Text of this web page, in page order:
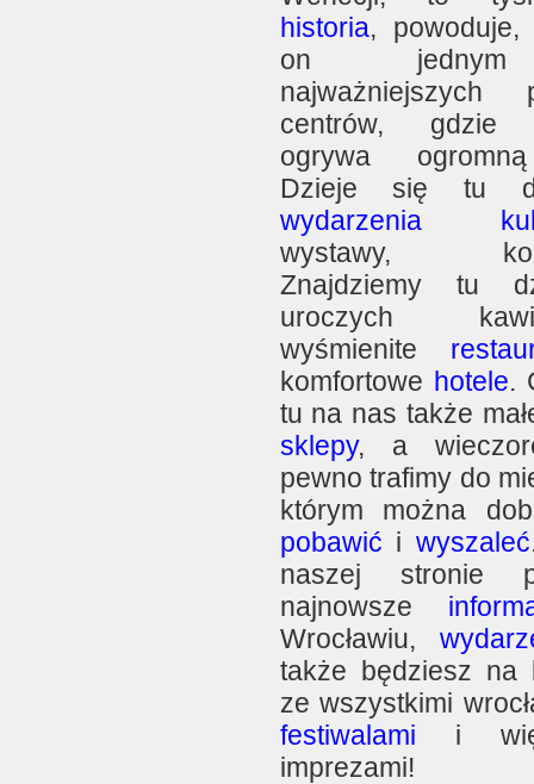
historia,
on
najważniejszych
centrów,
ogrywa
Dzieje się tu
wydarzenia
wystawy,
Znajdziemy tu
uroczych
wyśmienite
komfortowe hotele.
tu na nas także
sklepy, a
pewno trafimy do
którym można
pobawić i wyszaleć
naszej stronie
najnowsze
Wrocławiu,
także będziesz na
ze wszystkimi
festiwalami i
imprezami!